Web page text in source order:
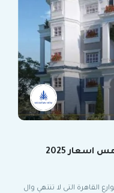
ماونتن فيو اي سيتي التجمع الخامس اسعار 2025
القاهرة التى لا تنتهي وال